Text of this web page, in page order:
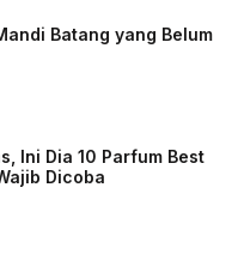
Batang yang Belum
Ini Dia 10 Parfum Best
Dicoba